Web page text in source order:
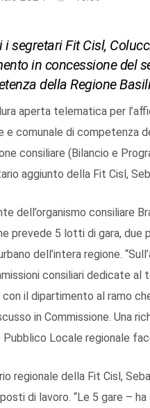
segretari Fit Cisl,
in concessione del
della Regione
aperta telematica per
e comunale di competenza
consiliare (Bilancio e
aggiunto della Fit Cisl,
dell’organismo consiliare
prevede 5 lotti di gara,
dell’intera regione.
consiliari dedicate al
il dipartimento al ramo
in Commissione. Una
Locale regionale
regionale della Fit Cisl,
di lavoro. “Le 5 gare –